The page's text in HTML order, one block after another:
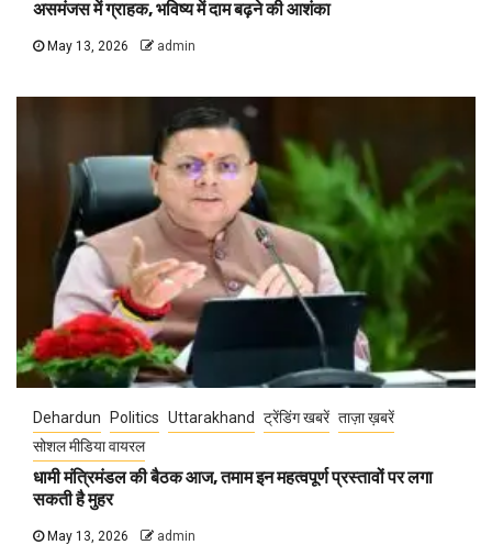
असमंजस में ग्राहक, भविष्य में दाम बढ़ने की आशंका
May 13, 2026 admin
Dehardun Politics Uttarakhand ट्रेंडिंग खबरें ताज़ा ख़बरें
सोशल मीडिया वायरल
धामी मंत्रिमंडल की बैठक आज, तमाम इन महत्वपूर्ण प्रस्तावों पर लगा
सकती है मुहर
May 13, 2026 admin